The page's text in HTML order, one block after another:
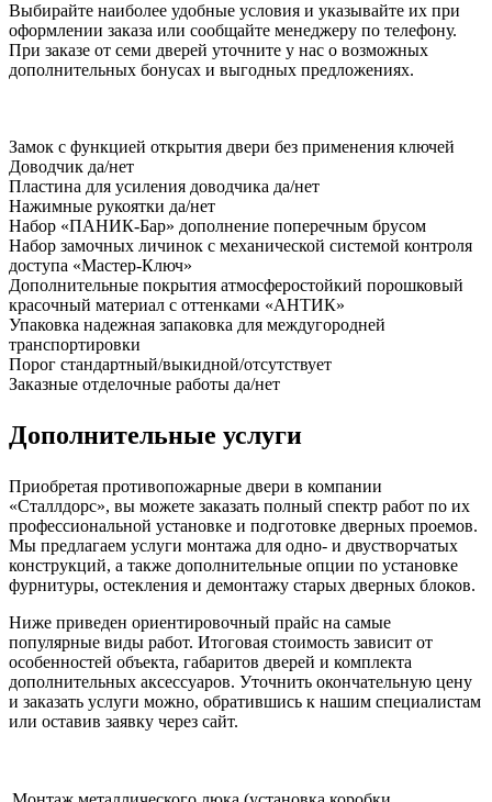
Выбирайте наиболее удобные условия и указывайте их при
оформлении заказа или сообщайте менеджеру по телефону.
При заказе от семи дверей уточните у нас о возможных
дополнительных бонусах и выгодных предложениях.
Замок с функцией открытия двери без применения ключей
Доводчик да/нет
Пластина для усиления доводчика да/нет
Нажимные рукоятки да/нет
Набор «ПАНИК-Бар» дополнение поперечным брусом
Набор замочных личинок с механической системой контроля
доступа «Мастер-Ключ»
Дополнительные покрытия атмосферостойкий порошковый
красочный материал с оттенками «АНТИК»
Упаковка надежная запаковка для междугородней
транспортировки
Порог стандартный/выкидной/отсутствует
Заказные отделочные работы да/нет
Дополнительные услуги
Приобретая противопожарные двери в компании
«Сталлдорс», вы можете заказать полный спектр работ по их
профессиональной установке и подготовке дверных проемов.
Мы предлагаем услуги монтажа для одно- и двустворчатых
конструкций, а также дополнительные опции по установке
фурнитуры, остекления и демонтажу старых дверных блоков.
Ниже приведен ориентировочный прайс на самые
популярные виды работ. Итоговая стоимость зависит от
особенностей объекта, габаритов дверей и комплекта
дополнительных аксессуаров. Уточнить окончательную цену
и заказать услуги можно, обратившись к нашим специалистам
или оставив заявку через сайт.